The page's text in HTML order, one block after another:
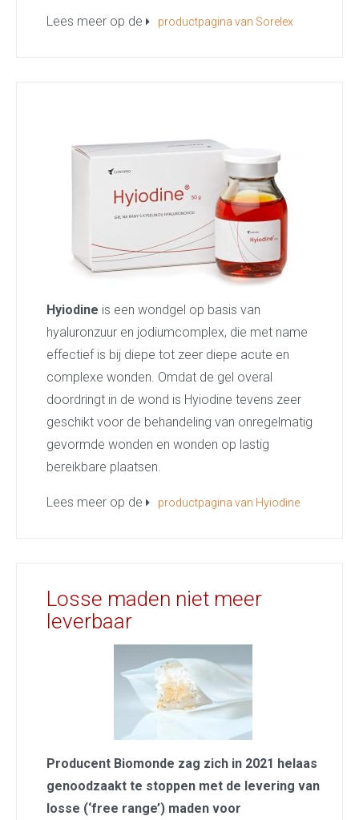
Lees meer op de productpagina van Sorelex
Hyiodine is een wondgel op basis van
hyaluronzuur en jodiumcomplex, die met name
effectief is bij diepe tot zeer diepe acute en
complexe wonden. Omdat de gel overal
doordringt in de wond is Hyiodine tevens zeer
geschikt voor de behandeling van onregelmatig
gevormde wonden en wonden op lastig
bereikbare plaatsen.
Lees meer op de productpagina van Hyiodine
Losse maden niet meer
leverbaar
Producent Biomonde zag zich in 2021 helaas
genoodzaakt te stoppen met de levering van
losse (‘free range’) maden voor